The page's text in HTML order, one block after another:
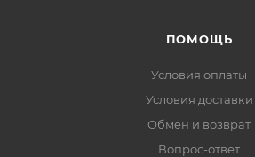
ПОМОЩЬ
Условия оплаты
Условия доставки
Обмен и возврат
Вопрос-ответ